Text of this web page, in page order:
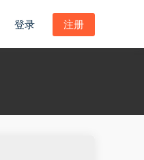
登录 注册